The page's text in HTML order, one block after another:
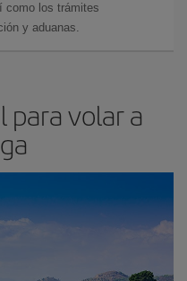
como los trámites
y aduanas.
volar a